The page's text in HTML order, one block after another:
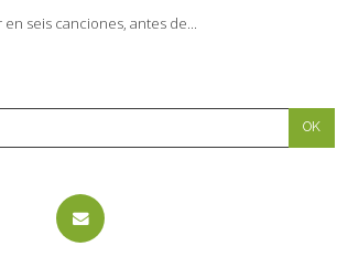
seis canciones, antes de...